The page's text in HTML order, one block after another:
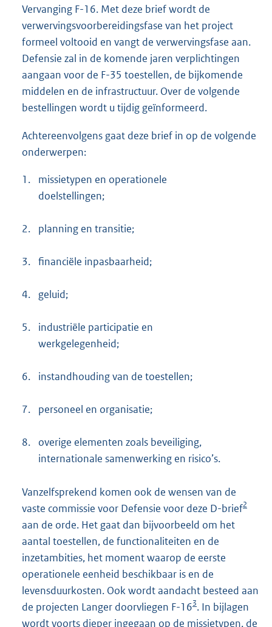
Vervanging F-16. Met deze brief wordt de
verwervingsvoorbereidingsfase van het project
formeel voltooid en vangt de verwervingsfase aan.
Defensie zal in de komende jaren verplichtingen
aangaan voor de F-35 toestellen, de bijkomende
middelen en de infrastructuur. Over de volgende
bestellingen wordt u tijdig geïnformeerd.
Achtereenvolgens gaat deze brief in op de volgende
onderwerpen:
1.
missietypen en operationele
doelstellingen;
2. planning en transitie;
3. financiële inpasbaarheid;
4. geluid;
5.
industriële participatie en
werkgelegenheid;
6. instandhouding van de toestellen;
7. personeel en organisatie;
8.
overige elementen zoals beveiliging,
internationale samenwerking en risico’s.
Vanzelfsprekend komen ook de wensen van de
vaste commissie voor Defensie voor deze D-brief2
aan de orde. Het gaat dan bijvoorbeeld om het
aantal toestellen, de functionaliteiten en de
inzetambities, het moment waarop de eerste
operationele eenheid beschikbaar is en de
levensduurkosten. Ook wordt aandacht besteed aan
de projecten Langer doorvliegen F-163. In bijlagen
wordt voorts dieper ingegaan op de missietypen, de